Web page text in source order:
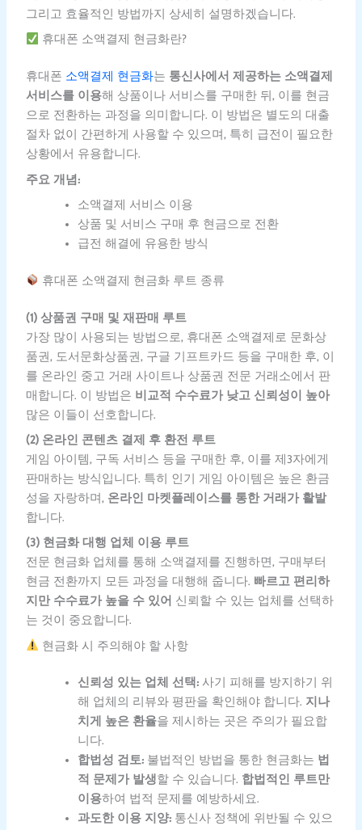
그리고 효율적인 방법까지 상세히 설명하겠습니다.
휴대폰 소액결제 현금화란?
휴대폰 소액결제 현금화는 통신사에서 제공하는 소액결제
서비스를 이용해 상품이나 서비스를 구매한 뒤, 이를 현금
으로 전환하는 과정을 의미합니다. 이 방법은 별도의 대출
절차 없이 간편하게 사용할 수 있으며, 특히 급전이 필요한
상황에서 유용합니다.
주요 개념:
소액결제 서비스 이용
상품 및 서비스 구매 후 현금으로 전환
급전 해결에 유용한 방식
휴대폰 소액결제 현금화 루트 종류
(1) 상품권 구매 및 재판매 루트
가장 많이 사용되는 방법으로, 휴대폰 소액결제로 문화상
품권, 도서문화상품권, 구글 기프트카드 등을 구매한 후, 이
를 온라인 중고 거래 사이트나 상품권 전문 거래소에서 판
매합니다. 이 방법은 비교적 수수료가 낮고 신뢰성이 높아
많은 이들이 선호합니다.
(2) 온라인 콘텐츠 결제 후 환전 루트
게임 아이템, 구독 서비스 등을 구매한 후, 이를 제3자에게
판매하는 방식입니다. 특히 인기 게임 아이템은 높은 환금
성을 자랑하며, 온라인 마켓플레이스를 통한 거래가 활발
합니다.
(3) 현금화 대행 업체 이용 루트
전문 현금화 업체를 통해 소액결제를 진행하면, 구매부터
현금 전환까지 모든 과정을 대행해 줍니다. 빠르고 편리하
지만 수수료가 높을 수 있어 신뢰할 수 있는 업체를 선택하
는 것이 중요합니다.
현금화 시 주의해야 할 사항
신뢰성 있는 업체 선택:사기 피해를 방지하기 위
해 업체의 리뷰와 평판을 확인해야 합니다. 지나
치게 높은 환율을 제시하는 곳은 주의가 필요합
니다.
합법성 검토:불법적인 방법을 통한 현금화는 법
적 문제가 발생할 수 있습니다. 합법적인 루트만
이용하여 법적 문제를 예방하세요.
과도한 이용 지양:통신사 정책에 위반될 수 있으